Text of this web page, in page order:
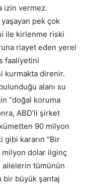
izin vermez.
pek çok
ile kirlenme riski
riayet eden yerel
faaliyetini
kurmakta direnir.
alanı su
“doğal koruma
ABD’li şirket
90 milyon
kararın “Bir
milyon dolar ilginç
ailelerin tümünün
bir büyük şantaj